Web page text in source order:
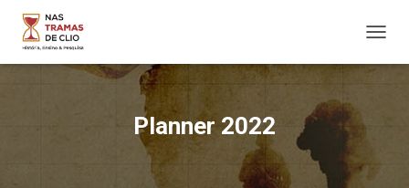
Planner 2022